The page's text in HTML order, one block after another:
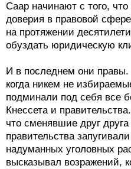
Саар начинают с того,
доверия в правовой
на протяжении
обуздать юридическую
И в последнем они
когда никем не
подминали под себя все
Кнессета и
что сменявшие друг
правительства
надуманных уголовных
высказывал возражений,